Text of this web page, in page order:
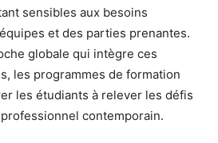
sensibles aux besoins
et des parties prenantes.
globale qui intègre ces
les programmes de formation
les étudiants à relever les défis
contemporain.